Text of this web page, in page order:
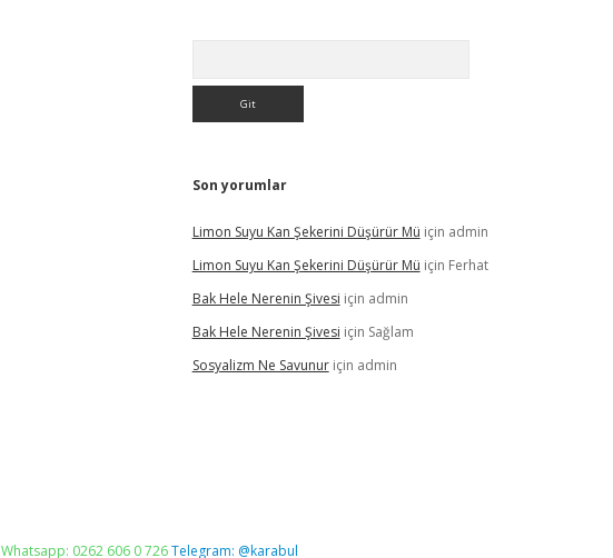
Son yorumlar
Limon Suyu Kan Şekerini Düşürür Mü için admin
Limon Suyu Kan Şekerini Düşürür Mü için Ferhat
Bak Hele Nerenin Şivesi için admin
Bak Hele Nerenin Şivesi için Sağlam
Sosyalizm Ne Savunuriçin admin
Whatsapp: 0262 606 0 726Telegram: @karabul